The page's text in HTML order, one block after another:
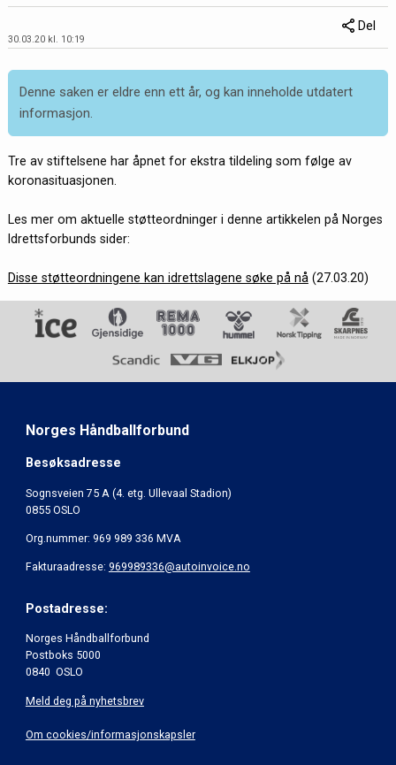
30.03.20 kl. 10:19
Del
Denne saken er eldre enn ett år, og kan inneholde utdatert
informasjon.
Tre av stiftelsene har åpnet for ekstra tildeling som følge av
koronasituasjonen.
Les mer om aktuelle støtteordninger i denne artikkelen på Norges
Idrettsforbunds sider:
Disse støtteordningene kan idrettslagene søke på nå(27.03.20)
Norges Håndballforbund
Besøksadresse
Sognsveien 75 A (4. etg. Ullevaal Stadion)
0855 OSLO
Org.nummer: 969 989 336 MVA
Fakturaadresse: 969989336@autoinvoice.no
Postadresse:
Norges Håndballforbund
Postboks 5000
0840 OSLO
Meld deg på nyhetsbrev
Om cookies/informasjonskapsler